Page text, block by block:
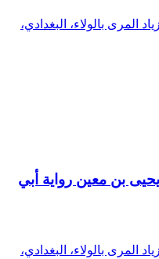
المرى بالولاء، البغدادي،
بن معين رواية أبي
المرى بالولاء، البغدادي،